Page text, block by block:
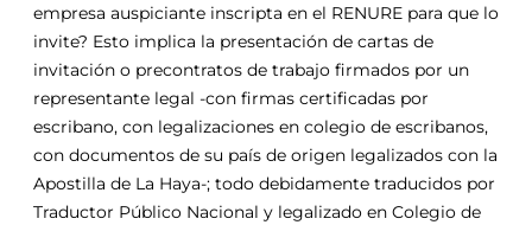
empresa auspiciante inscripta en el RENURE para que lo
invite? Esto implica la presentación de cartas de
invitación o precontratos de trabajo firmados por un
representante legal -con firmas certificadas por
escribano, con legalizaciones en colegio de escribanos,
con documentos de su país de origen legalizados con la
Apostilla de La Haya-; todo debidamente traducidos por
Traductor Público Nacional y legalizado en Colegio de